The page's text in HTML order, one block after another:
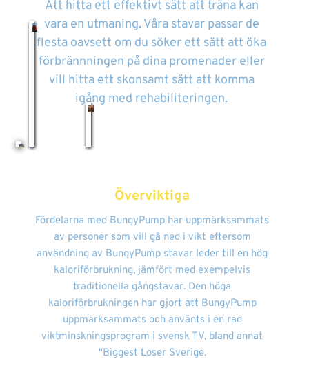
Att hitta ett effektivt sätt att träna kan
vara en utmaning. Våra stavar passar de
flesta oavsett om du söker ett sätt att öka
förbrännningen på dina promenader eller
vill hitta ett skonsamt sätt att komma
igång med rehabiliteringen.
Överviktiga
Fördelarna med BungyPump har uppmärksammats
av personer som vill gå ned i vikt eftersom
användning av BungyPump stavar leder till en hög
kaloriförbrukning, jämfört med exempelvis
traditionella gångstavar. Den höga
kaloriförbrukningen har gjort att BungyPump
uppmärksammats och använts i en rad
viktminskningsprogram i svensk TV, bland annat
"Biggest Loser Sverige.